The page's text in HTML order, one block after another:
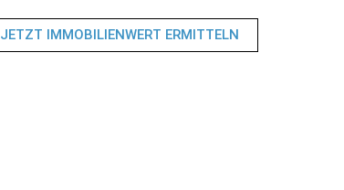
JETZT IMMOBILIENWERT ERMITTELN